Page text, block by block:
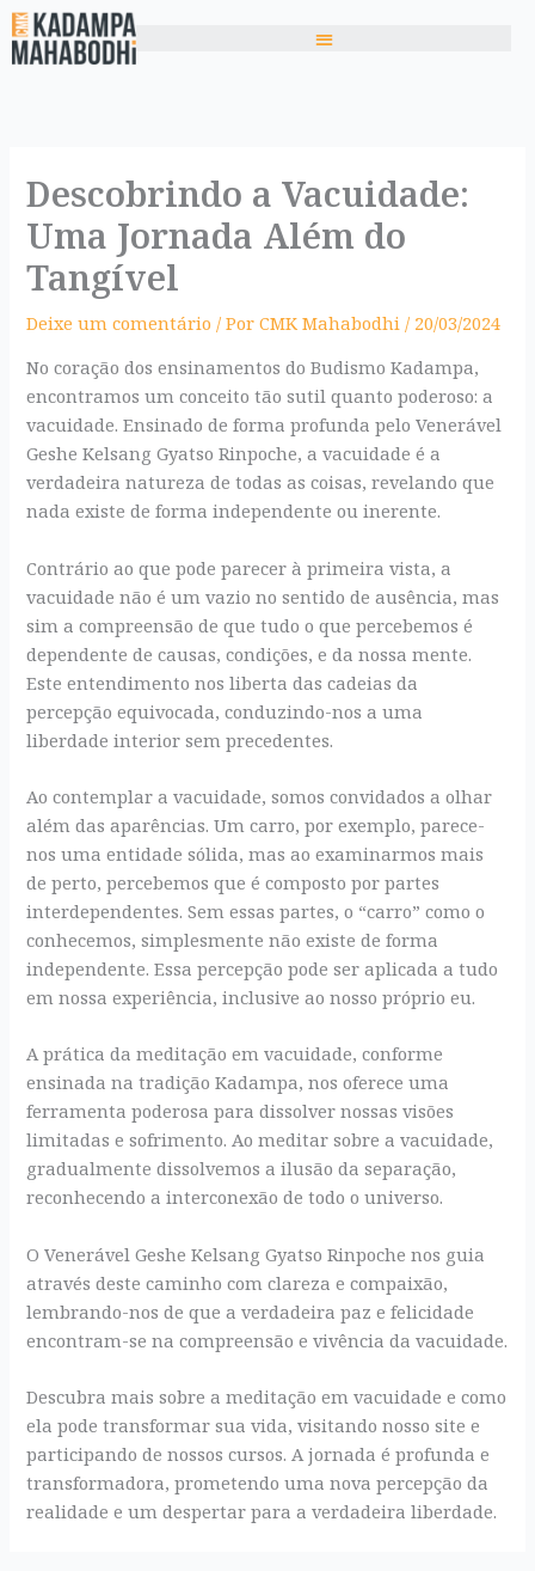
Ir
para
Descobrindo a Vacuidade:
Uma Jornada Além do
Tangível
Deixe um comentário / PorCMK Mahabodhi / 20/03/2024
No coração dos ensinamentos do Budismo Kadampa,
encontramos um conceito tão sutil quanto poderoso: a
vacuidade. Ensinado de forma profunda pelo Venerável
Geshe Kelsang Gyatso Rinpoche, a vacuidade é a
verdadeira natureza de todas as coisas, revelando que
nada existe de forma independente ou inerente.
Contrário ao que pode parecer à primeira vista, a
vacuidade não é um vazio no sentido de ausência, mas
sim a compreensão de que tudo o que percebemos é
dependente de causas, condições, e da nossa mente.
Este entendimento nos liberta das cadeias da
percepção equivocada, conduzindo-nos a uma
liberdade interior sem precedentes.
Ao contemplar a vacuidade, somos convidados a olhar
além das aparências. Um carro, por exemplo, parece-
nos uma entidade sólida, mas ao examinarmos mais
de perto, percebemos que é composto por partes
interdependentes. Sem essas partes, o “carro” como o
conhecemos, simplesmente não existe de forma
independente. Essa percepção pode ser aplicada a tudo
em nossa experiência, inclusive ao nosso próprio eu.
A prática da meditação em vacuidade, conforme
ensinada na tradição Kadampa, nos oferece uma
ferramenta poderosa para dissolver nossas visões
limitadas e sofrimento. Ao meditar sobre a vacuidade,
gradualmente dissolvemos a ilusão da separação,
reconhecendo a interconexão de todo o universo.
O Venerável Geshe Kelsang Gyatso Rinpoche nos guia
através deste caminho com clareza e compaixão,
lembrando-nos de que a verdadeira paz e felicidade
encontram-se na compreensão e vivência da vacuidade.
Descubra mais sobre a meditação em vacuidade e como
ela pode transformar sua vida, visitando nosso site e
participando de nossos cursos. A jornada é profunda e
transformadora, prometendo uma nova percepção da
realidade e um despertar para a verdadeira liberdade.